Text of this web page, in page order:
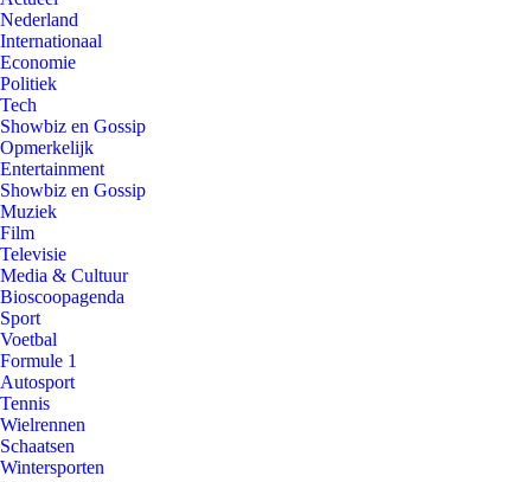
Nederland
Internationaal
Economie
Politiek
Tech
Showbiz en Gossip
Opmerkelijk
Entertainment
Showbiz en Gossip
Muziek
Film
Televisie
Media & Cultuur
Bioscoopagenda
Sport
Voetbal
Formule 1
Autosport
Tennis
Wielrennen
Schaatsen
Wintersporten